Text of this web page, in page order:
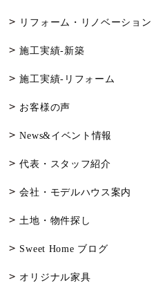
リフォーム・リノベーション
施工実績-新築
施工実績-リフォーム
お客様の声
News&イベント情報
代表・スタッフ紹介
会社・モデルハウス案内
土地・物件探し
Sweet Home ブログ
オリジナル家具